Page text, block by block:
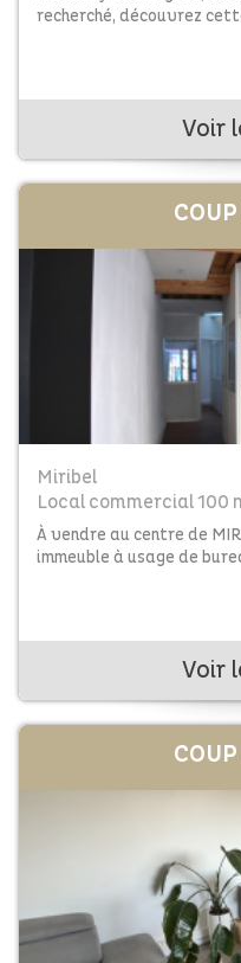
recherché, découvrez
Voir
Miribel
Local commercial 100
À vendre au centre de
immeuble à usage de
Voir